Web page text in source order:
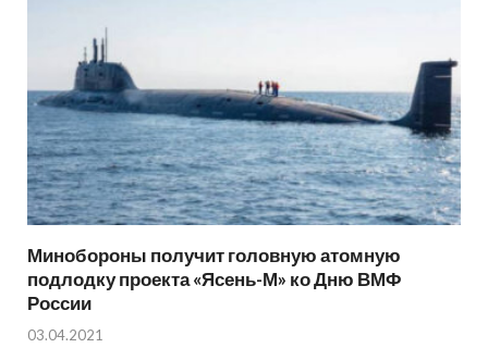
Минобороны получит головную атомную
подлодку проекта «Ясень-М» ко Дню ВМФ
России
03.04.2021